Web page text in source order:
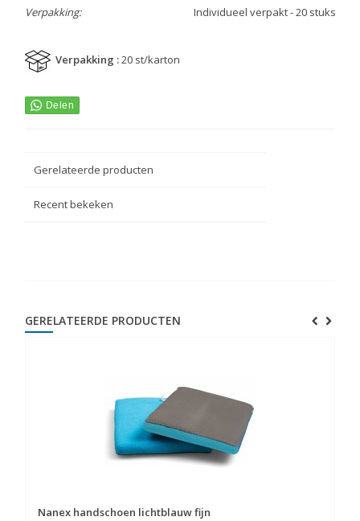
Verpakking:
Individueel verpakt - 20 stuks per
Verpakking :20 st/karton
Gerelateerde producten
Recent bekeken
GERELATEERDE PRODUCTEN
Nanex handschoen lichtblauw fijn